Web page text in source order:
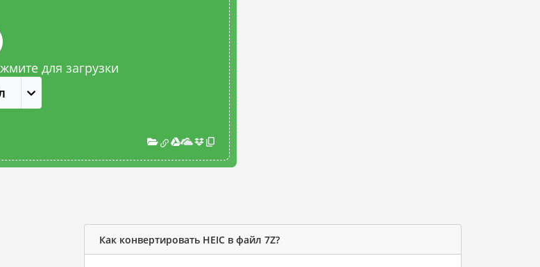
для загрузки
Как конвертировать HEIC в файл 7Z?